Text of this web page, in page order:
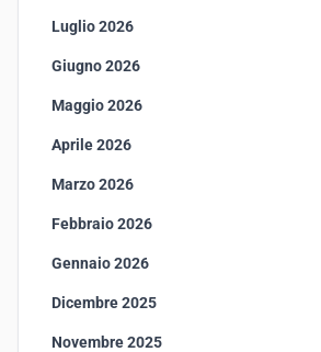
Luglio 2026
Giugno 2026
Maggio 2026
Aprile 2026
Marzo 2026
Febbraio 2026
Gennaio 2026
Dicembre 2025
Novembre 2025